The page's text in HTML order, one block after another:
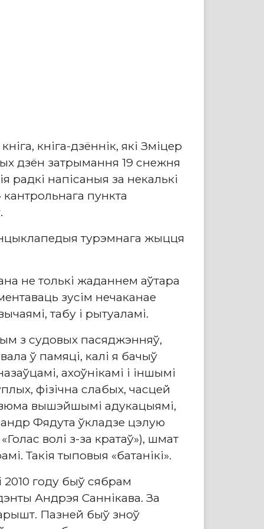
кніга-дзённік, які Зміцер
дзён затрымання 19 снежня
радкі напісаныя за некалькі
кантрольнага пункта
турэмнага жыцця
не толькі жаданнем аўтара
зусім нечаканае
табу і рытуаламі.
з судовых пасяджэнняў,
ў памяці, калі я бачыў
ахоўнікамі і іншымі
фізічна слабых, часцей
вышэйшымі адукацыямі,
Фядута ўкладзе цэлую
волі з-за кратаў»), шмат
Такія тыповыя «батанікі».
году быў сябрам
Андрэя Саннікава. За
Пазней быў зноў